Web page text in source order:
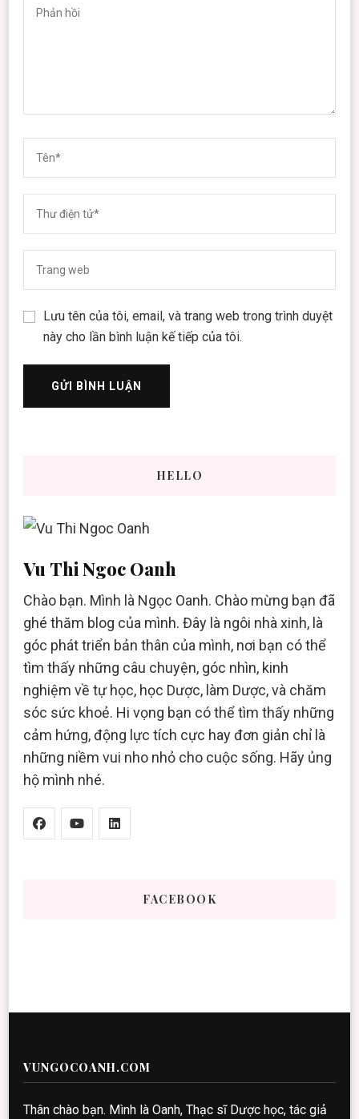
Lưu tên của tôi, email, và trang web trong trình duyệt
này cho lần bình luận kế tiếp của tôi.
HELLO
Vu Thi Ngoc Oanh
Chào bạn. Mình là Ngọc Oanh. Chào mừng bạn đã
ghé thăm blog của mình. Đây là ngôi nhà xinh, là
góc phát triển bản thân của mình, nơi bạn có thể
tìm thấy những câu chuyện, góc nhìn, kinh
nghiệm về tự học, học Dược, làm Dược, và chăm
sóc sức khoẻ. Hi vọng bạn có thể tìm thấy những
cảm hứng, động lực tích cực hay đơn giản chỉ là
những niềm vui nho nhỏ cho cuộc sống. Hãy ủng
hộ mình nhé.
FACEBOOK
VUNGOCOANH.COM
Thân chào bạn. Mình là Oanh, Thạc sĩ Dược học, tác giả